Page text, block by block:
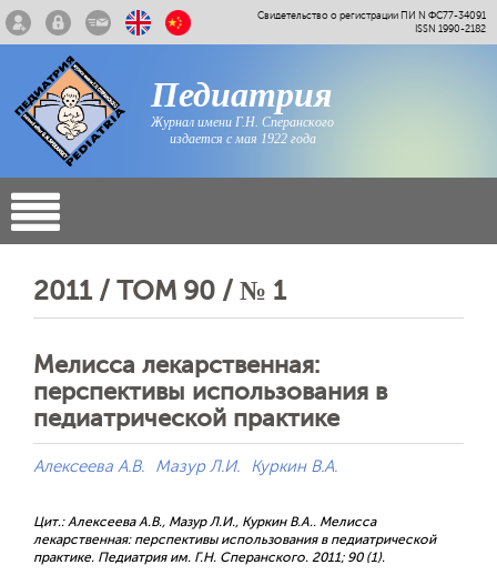
Свидетельство о регистрации ПИ N ФС77-34091
ISSN 1990-2182
Педиатрия
Журнал имени Г.Н. Сперанского
издается с мая 1922 года
2011 / ТОМ 90 / № 1
Мелисса лекарственная:
перспективы использования в
педиатрической практике
Алексеева А.В. Мазур Л.И. Куркин В.А.
Цит.: Алексеева А.В., Мазур Л.И., Куркин В.А.. Мелисса
лекарственная: перспективы использования в педиатрической
практике. Педиатрия им. Г.Н. Сперанского. 2011; 90 (1).